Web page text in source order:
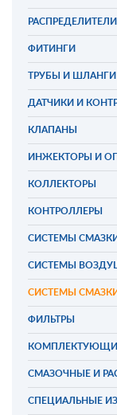
ФИТИНГИ
ТРУБЫ И ШЛАНГИ
ДАТЧИКИ И
КЛАПАНЫ
ИНЖЕКТОРЫ И
КОЛЛЕКТОРЫ
КОНТРОЛЛЕРЫ
СИСТЕМЫ
СИСТЕМЫ
СИСТЕМЫ
ФИЛЬТРЫ
СМАЗОЧНЫЕ И
СПЕЦИАЛЬНЫЕ